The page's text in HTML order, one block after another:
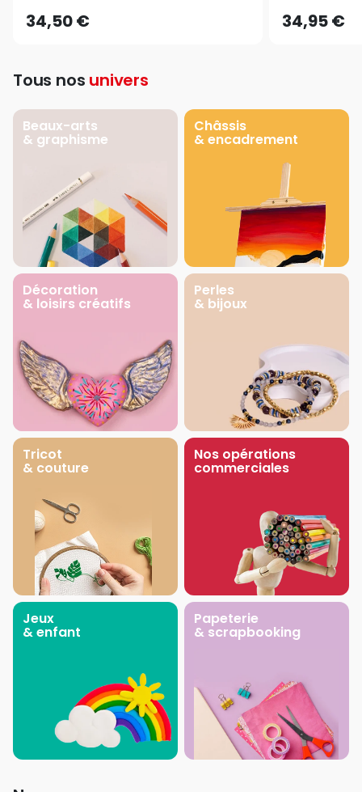
34,50 € 34,95 €
Tous nos univers
Beaux-arts
& graphisme
Châssis
& encadrement
Décoration
& loisirs créatifs
Perles
& bijoux
Tricot
& couture
Nos opérations
commerciales
Jeux
& enfant
Papeterie
& scrapbooking